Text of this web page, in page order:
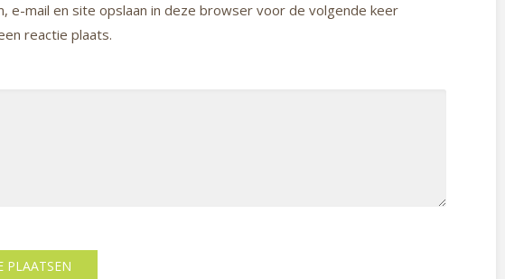
e-mail en site opslaan in deze browser voor de volgende keer
reactie plaats.